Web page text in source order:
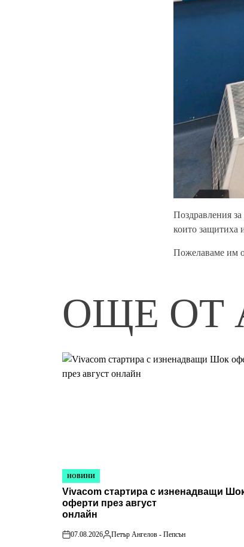
Поздравления
които защитиха
Пожелаваме им
ОЩЕ ОТ
POSTED
IN
НОВИНИ
Vivacom стартира с изненадващи
оферти през август
онлайн
on
07.08.2026
Posted
Петър Ангелов - Пепсън